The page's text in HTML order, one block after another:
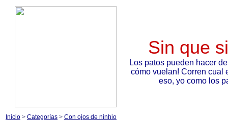
Sin que
Los patos pueden hacer
cómo vuelan! Corren cual
eso, yo como los
Inicio > Categorías > Con ojos de ninhio